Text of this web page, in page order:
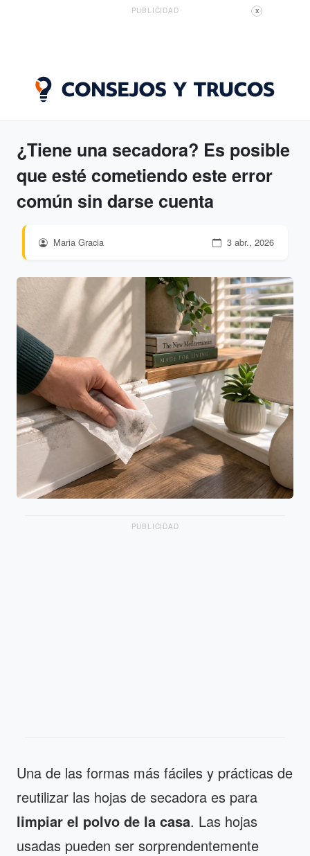
PUBLICIDAD X
¿Tiene una secadora? Es posible
que esté cometiendo este error
común sin darse cuenta
Maria Gracia 3 abr., 2026
PUBLICIDAD
Una de las formas más fáciles y prácticas de
reutilizar las hojas de secadora es para
limpiar el polvo de la casa. Las hojas
usadas pueden ser sorprendentemente